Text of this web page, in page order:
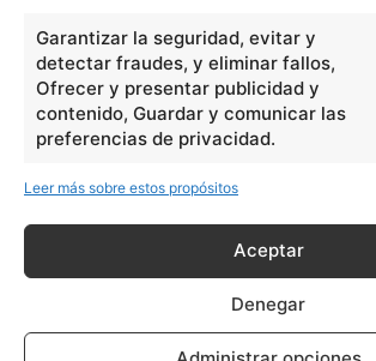
Garantizar la seguridad, evitar y
detectar fraudes, y eliminar fallos,
Ofrecer y presentar publicidad y
contenido, Guardar y comunicar las
preferencias de privacidad.
Leer más sobre estos propósitos
Aceptar
Denegar
En Básico
Las formas del relieve y sus características
Números romanos
Ángulos agudo, obtuso, recto y...
Principales obras de Aristóteles